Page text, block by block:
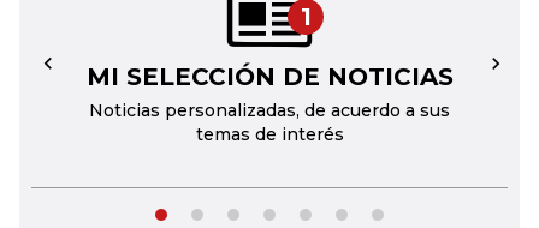
1
MI SELECCIÓN DE NOTICIAS
Noticias personalizadas, de acuerdo a sus
temas de interés
← →